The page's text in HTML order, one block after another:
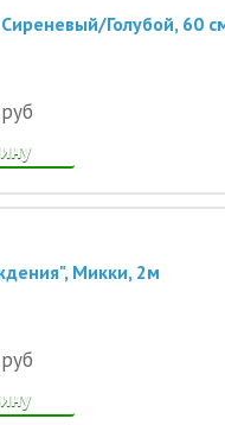
Голубой, 60
руб
Микки, 2м
руб